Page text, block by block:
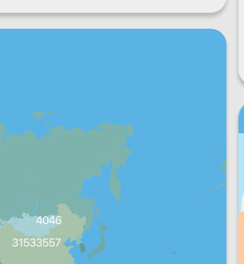
4046
31533557